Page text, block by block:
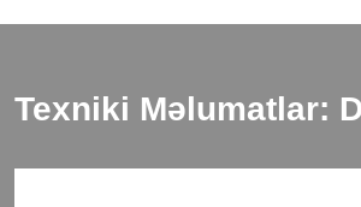
Texniki Məlumatlar: